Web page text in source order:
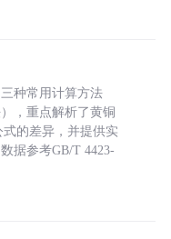
种常用计算方法
，重点解析了黄铜
式的差异，并提供实
据参考GB/T 4423-